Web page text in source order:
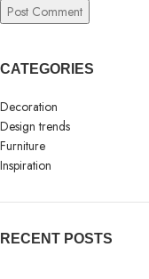
CATEGORIES
Decoration
Design trends
Furniture
Inspiration
RECENT POSTS